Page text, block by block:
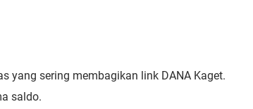
yang sering membagikan link DANA Kaget.
saldo.